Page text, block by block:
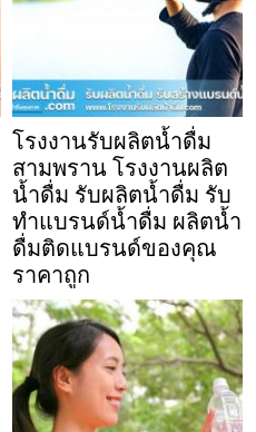
โรงงานรับผลิตน้ำดื่ม
สามพราน โรงงานผลิต
น้ำดื่ม รับผลิตน้ำดื่ม รับ
ทำแบรนด์น้ำดื่ม ผลิตน้ำ
ดื่มติดแบรนด์ของคุณ
ราคาถูก